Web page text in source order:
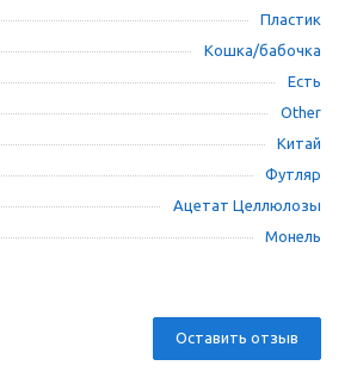
Пластик
Кошка/бабочка
Есть
Other
Китай
Футляр
Ацетат Целлюлозы
Монель
Оставить отзыв